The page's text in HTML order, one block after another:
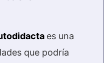
es una
que podría